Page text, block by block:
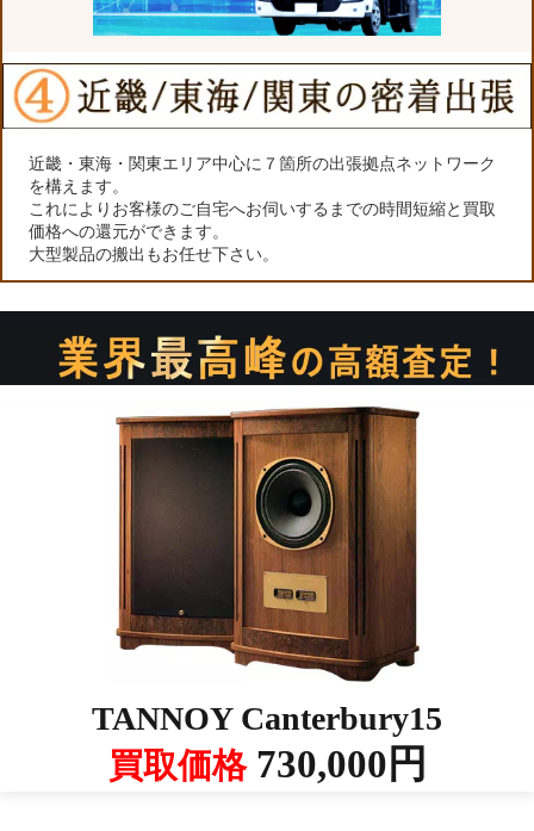
近畿・東海・関東エリア中心に７箇所の出張拠点ネットワーク
を構えます。
これによりお客様のご自宅へお伺いするまでの時間短縮と買取
価格への還元ができます。
大型製品の搬出もお任せ下さい。
TANNOY Canterbury15
買取価格730,000円